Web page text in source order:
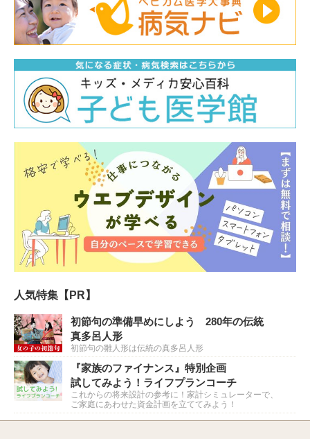
人気特集【PR】
初節句の準備早めにしよう 280年の伝統
真多呂人形
初節句の雛人形は伝統の真多呂人形
『家族のファイナンス』特別企画
試してみよう！ライフプランコーチ
これからの将来設計の参考に！家計シミュレーターで、
ご家庭にあわせた資金計画を立ててみよう！